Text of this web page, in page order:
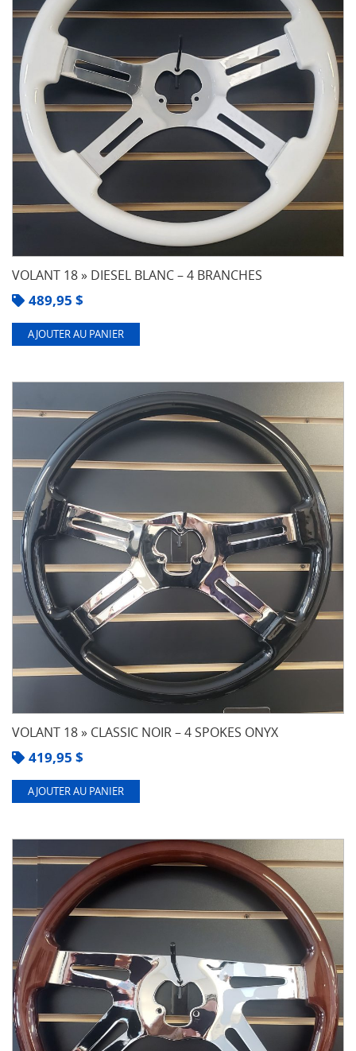
pneus
VOLANT 18 » DIESEL BLANC – 4 BRANCHES
489,95 $
AJOUTER AU PANIER
VOLANT 18 » CLASSIC NOIR – 4 SPOKES ONYX
419,95 $
AJOUTER AU PANIER